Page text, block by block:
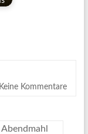
Keine Kommentare